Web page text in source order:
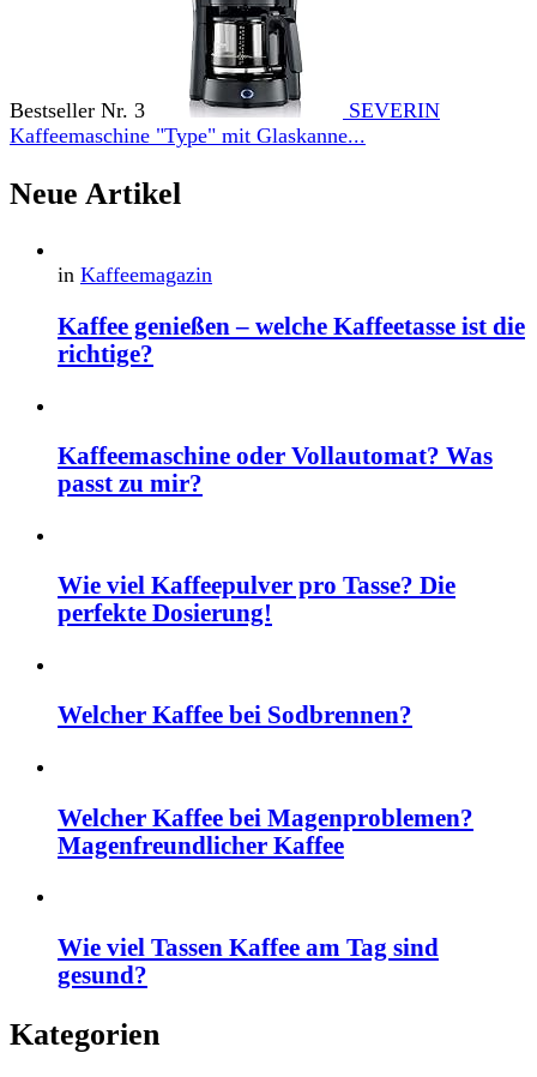
Bestseller Nr. 3
SEVERIN
Kaffeemaschine "Type" mit Glaskanne...
Neue Artikel
in Kaffeemagazin
Kaffee genießen – welche Kaffeetasse ist die
richtige?
Kaffeemaschine oder Vollautomat? Was
passt zu mir?
Wie viel Kaffeepulver pro Tasse? Die
perfekte Dosierung!
Welcher Kaffee bei Sodbrennen?
Welcher Kaffee bei Magenproblemen?
Magenfreundlicher Kaffee
Wie viel Tassen Kaffee am Tag sind
gesund?
Kategorien